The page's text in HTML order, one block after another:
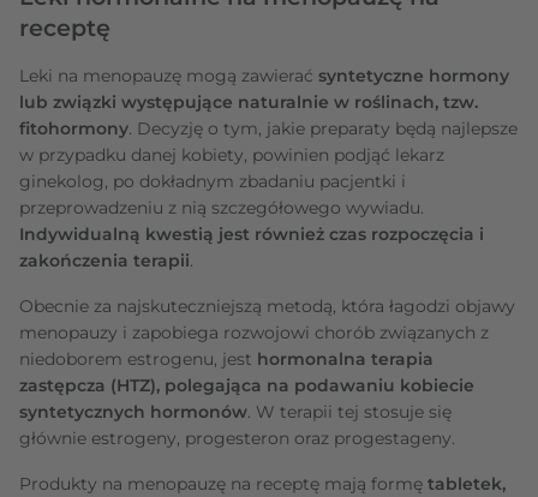
receptę
Leki na menopauzę mogą zawierać syntetyczne hormony
lub związki występujące naturalnie w roślinach, tzw.
fitohormony. Decyzję o tym, jakie preparaty będą najlepsze
w przypadku danej kobiety, powinien podjąć lekarz
ginekolog, po dokładnym zbadaniu pacjentki i
przeprowadzeniu z nią szczegółowego wywiadu.
Indywidualną kwestią jest również czas rozpoczęcia i
zakończenia terapii.
Obecnie za najskuteczniejszą metodą, która łagodzi objawy
menopauzy i zapobiega rozwojowi chorób związanych z
niedoborem estrogenu, jest hormonalna terapia
zastępcza (HTZ), polegająca na podawaniu kobiecie
syntetycznych hormonów. W terapii tej stosuje się
głównie estrogeny, progesteron oraz progestageny.
Produkty na menopauzę na receptę mają formę tabletek,